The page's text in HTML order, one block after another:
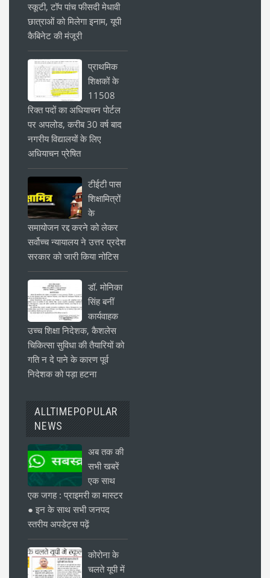
स्कूटी, टॉप पांच फीसदी मेधावी
छात्राओं को मिलेगा इनाम, यूपी
कैबिनेट की मंजूरी
प्राथमिक
शिक्षकों के
11508
रिक्त पदों का अधियाचन पोर्टल
पर अपलोड, करीब 30 वर्ष बाद
नगरीय विद्यालयों के लिए
अधियाचन प्रेषित
टीईटी पास
शिक्षामित्रों
के
समायोजन रद्द करने को लेकर
सर्वोच्च न्यायालय ने उत्तर प्रदेश
सरकार को जारी किया नोटिस
डॉ. मोनिका
सिंह बनीं
कार्यवाहक
उच्च शिक्षा निदेशक, कैशलेस
चिकित्सा सुविधा की तैयारियों को
गति न दे पाने के कारण पूर्व
निदेशक को पड़ा हटना
ALLTIMEPOPULAR
NEWS
अब तक की
सभी खबरें
एक साथ
एक जगह : प्राइमरी का मास्टर
● इन के साथ सभी जनपद
स्तरीय अपडेट्स पढ़ें
कोरोना के
चलते यूपी में